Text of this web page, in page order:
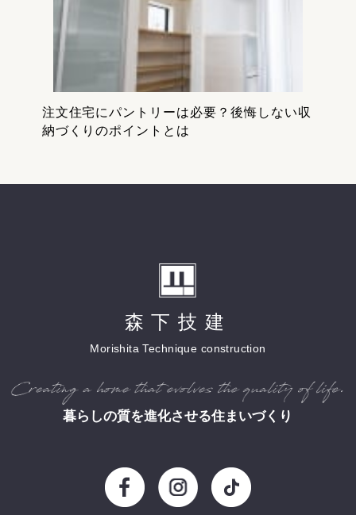
注文住宅にパントリーは必要？後悔しない収
納づくりのポイントとは
森下技建
Morishita Technique construction
暮らしの質を進化させる住まいづくり